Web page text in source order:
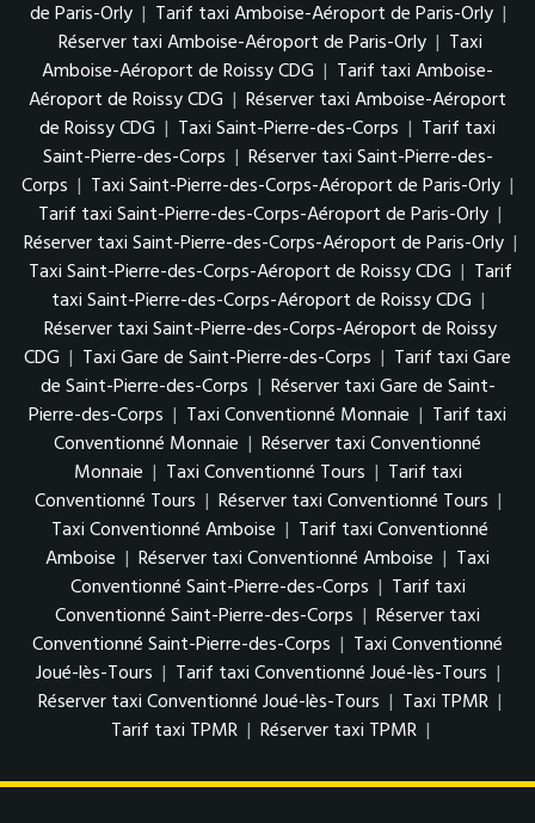
de Paris-Orly | Tarif taxi Amboise-Aéroport de Paris-Orly |
Réserver taxi Amboise-Aéroport de Paris-Orly | Taxi
Amboise-Aéroport de Roissy CDG | Tarif taxi Amboise-
Aéroport de Roissy CDG | Réserver taxi Amboise-Aéroport
de Roissy CDG | Taxi Saint-Pierre-des-Corps | Tarif taxi
Saint-Pierre-des-Corps | Réserver taxi Saint-Pierre-des-
Corps | Taxi Saint-Pierre-des-Corps-Aéroport de Paris-Orly |
Tarif taxi Saint-Pierre-des-Corps-Aéroport de Paris-Orly |
Réserver taxi Saint-Pierre-des-Corps-Aéroport de Paris-Orly |
Taxi Saint-Pierre-des-Corps-Aéroport de Roissy CDG | Tarif
taxi Saint-Pierre-des-Corps-Aéroport de Roissy CDG |
Réserver taxi Saint-Pierre-des-Corps-Aéroport de Roissy
CDG | Taxi Gare de Saint-Pierre-des-Corps | Tarif taxi Gare
de Saint-Pierre-des-Corps | Réserver taxi Gare de Saint-
Pierre-des-Corps | Taxi Conventionné Monnaie | Tarif taxi
Conventionné Monnaie | Réserver taxi Conventionné
Monnaie | Taxi Conventionné Tours | Tarif taxi
Conventionné Tours | Réserver taxi Conventionné Tours |
Taxi Conventionné Amboise | Tarif taxi Conventionné
Amboise | Réserver taxi Conventionné Amboise | Taxi
Conventionné Saint-Pierre-des-Corps | Tarif taxi
Conventionné Saint-Pierre-des-Corps | Réserver taxi
Conventionné Saint-Pierre-des-Corps | Taxi Conventionné
Joué-lès-Tours | Tarif taxi Conventionné Joué-lès-Tours |
Réserver taxi Conventionné Joué-lès-Tours | Taxi TPMR |
Tarif taxi TPMR | Réserver taxi TPMR |